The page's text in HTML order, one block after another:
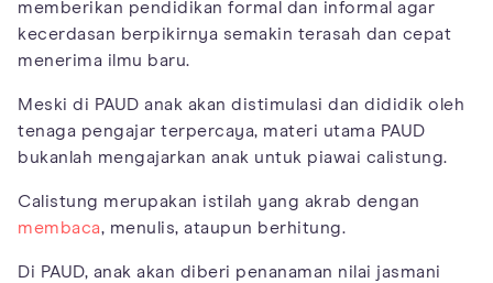
memberikan pendidikan formal dan informal agar
kecerdasan berpikirnya semakin terasah dan cepat
menerima ilmu baru.
Meski di PAUD anak akan distimulasi dan dididik oleh
tenaga pengajar terpercaya, materi utama PAUD
bukanlah mengajarkan anak untuk piawai calistung.
Calistung merupakan istilah yang akrab dengan
membaca, menulis, ataupun berhitung.
Di PAUD, anak akan diberi penanaman nilai jasmani